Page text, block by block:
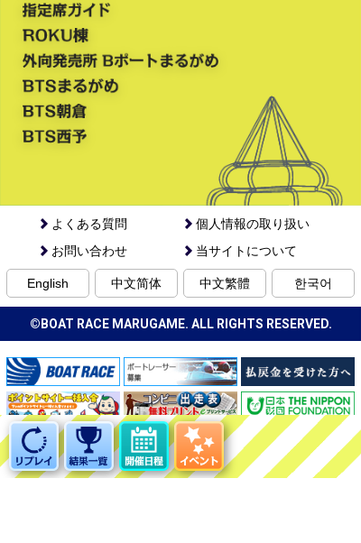
よくある質問
個人情報の取り扱い
お問い合わせ
当サイトについて
English 中文简体 中文繁體 한국어
©BOAT RACE MARUGAME. ALL RIGHTS RESERVED.